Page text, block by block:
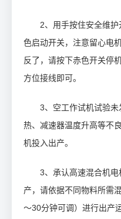
2、用手按住安全维
色启动开关，注意留心电
反了，请按下赤色开关停
方位接线即可。
3、空工作试机试验
热、减速器温度升高等不
机投入出产。
3、承认高速混合机
产，请依据不同物料所需
～30分钟可调）进行出产运